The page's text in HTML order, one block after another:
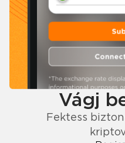
Vágj
Fektess